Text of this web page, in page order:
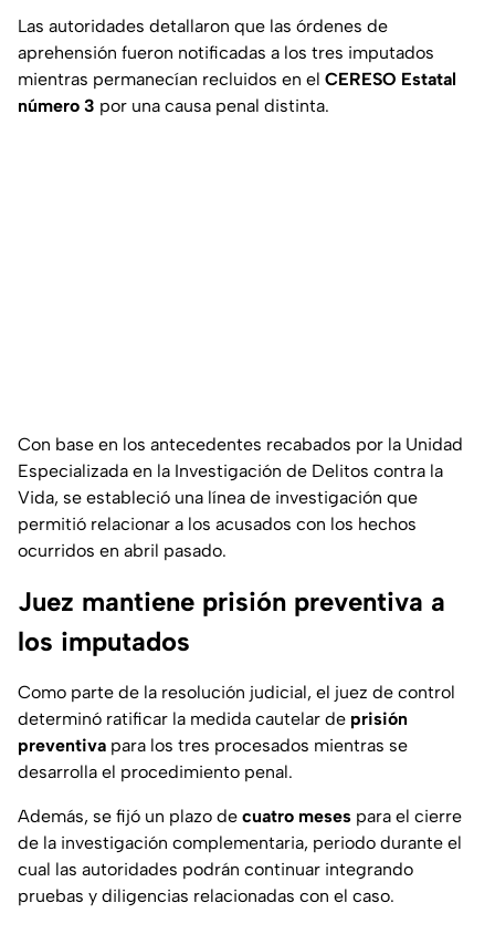
Las autoridades detallaron que las órdenes de
aprehensión fueron notificadas a los tres imputados
mientras permanecían recluidos en el CERESO Estatal
número 3 por una causa penal distinta.
Con base en los antecedentes recabados por la Unidad
Especializada en la Investigación de Delitos contra la
Vida, se estableció una línea de investigación que
permitió relacionar a los acusados con los hechos
ocurridos en abril pasado.
Juez mantiene prisión preventiva a
los imputados
Como parte de la resolución judicial, el juez de control
determinó ratificar la medida cautelar de prisión
preventiva para los tres procesados mientras se
desarrolla el procedimiento penal.
Además, se fijó un plazo de cuatro meses para el cierre
de la investigación complementaria, periodo durante el
cual las autoridades podrán continuar integrando
pruebas y diligencias relacionadas con el caso.